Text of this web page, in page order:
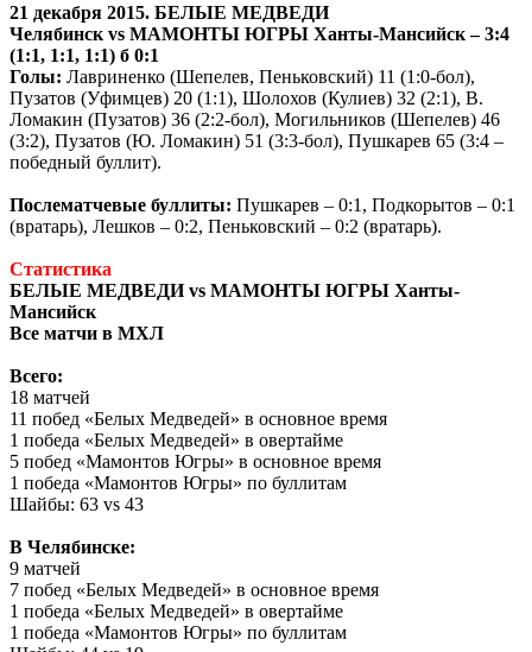
21 декабря 2015. БЕЛЫЕ МЕДВЕДИ
Челябинск vs МАМОНТЫ ЮГРЫ Ханты-Мансийск – 3:4
(1:1, 1:1, 1:1) б 0:1
Голы: Лавриненко (Шепелев, Пеньковский) 11 (1:0-бол),
Пузатов (Уфимцев) 20 (1:1), Шолохов (Кулиев) 32 (2:1), В.
Ломакин (Пузатов) 36 (2:2-бол), Могильников (Шепелев) 46
(3:2), Пузатов (Ю. Ломакин) 51 (3:3-бол), Пушкарев 65 (3:4 –
победный буллит).
Послематчевые буллиты: Пушкарев – 0:1, Подкорытов – 0:1
(вратарь), Лешков – 0:2, Пеньковский – 0:2 (вратарь).
Статистика
БЕЛЫЕ МЕДВЕДИ vs МАМОНТЫ ЮГРЫ Ханты-
Мансийск
Все матчи в МХЛ
Всего:
18 матчей
11 побед «Белых Медведей» в основное время
1 победа «Белых Медведей» в овертайме
5 побед «Мамонтов Югры» в основное время
1 победа «Мамонтов Югры» по буллитам
Шайбы: 63 vs 43
В Челябинске:
9 матчей
7 побед «Белых Медведей» в основное время
1 победа «Белых Медведей» в овертайме
1 победа «Мамонтов Югры» по буллитам